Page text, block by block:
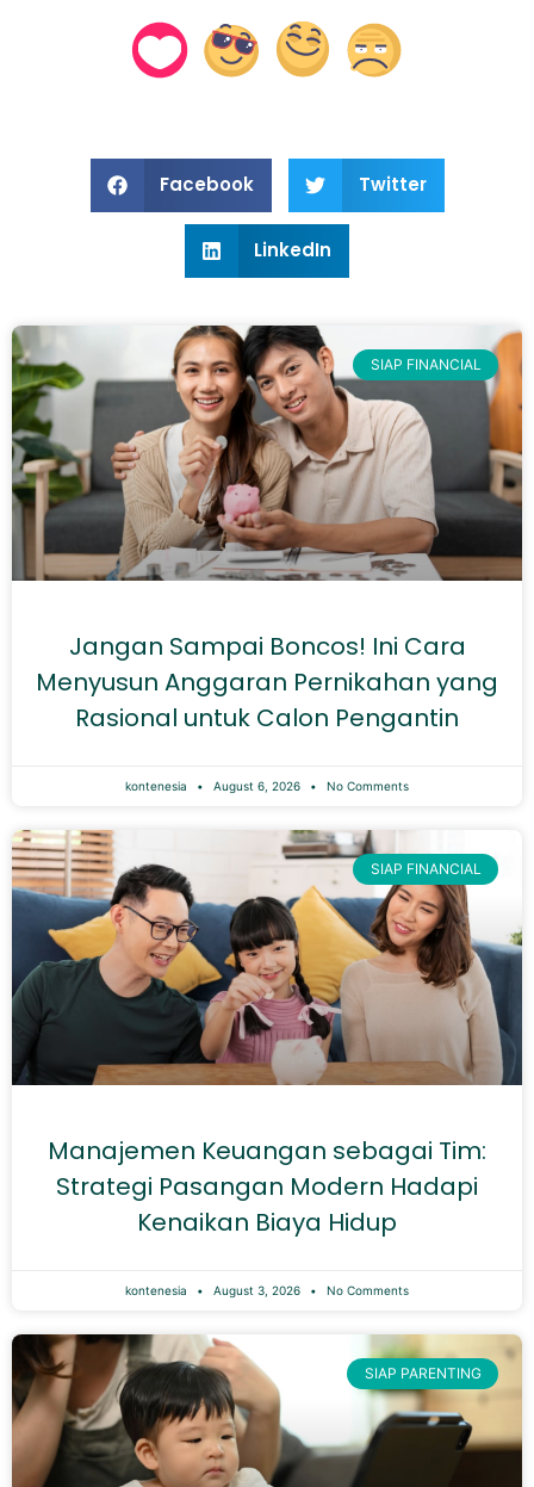
Facebook Twitter
LinkedIn
SIAP FINANCIAL
Jangan Sampai Boncos! Ini Cara
Menyusun Anggaran Pernikahan yang
Rasional untuk Calon Pengantin
kontenesia August 6, 2026 No Comments
SIAP FINANCIAL
Manajemen Keuangan sebagai Tim:
Strategi Pasangan Modern Hadapi
Kenaikan Biaya Hidup
kontenesia August 3, 2026 No Comments
SIAP PARENTING